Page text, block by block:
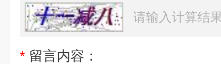
* 留言内容：